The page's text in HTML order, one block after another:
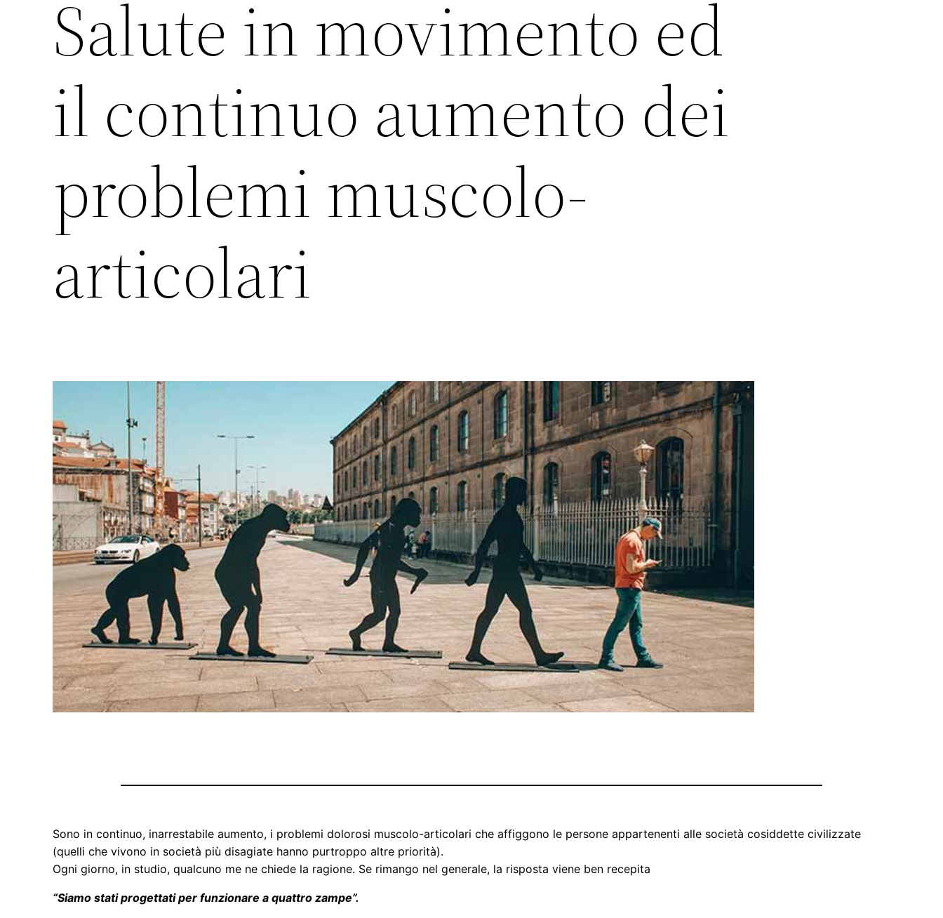
Salute in movimento ed
il continuo aumento dei
problemi muscolo-
articolari
Sono in continuo, inarrestabile aumento, i problemi dolorosi muscolo-articolari che affiggono le persone appartenenti alle società cosiddette civilizzate
(quelli che vivono in società più disagiate hanno purtroppo altre priorità).
Ogni giorno, in studio, qualcuno me ne chiede la ragione. Se rimango nel generale, la risposta viene ben recepita
“Siamo stati progettati per funzionare a quattro zampe”.